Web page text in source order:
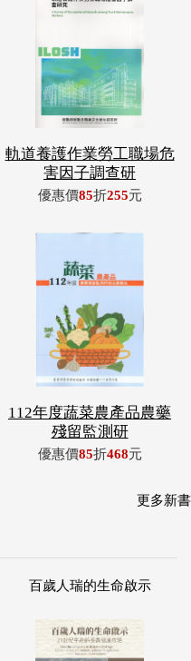
軌道養護作業勞工職場危
害因子調查研
優惠價85折255元
112年度蔬菜農產品農藥
殘留監測研
優惠價85折468元
更多新書
百歲人瑞的生命啟示